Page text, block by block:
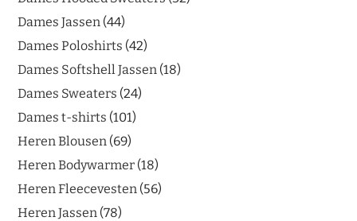
Dames Jassen 44
Dames Poloshirts 42
Dames Softshell Jassen 18
Dames Sweaters 24
Dames t-shirts 101
Heren Blousen 69
Heren Bodywarmer 18
Heren Fleecevesten 56
Heren Jassen 78